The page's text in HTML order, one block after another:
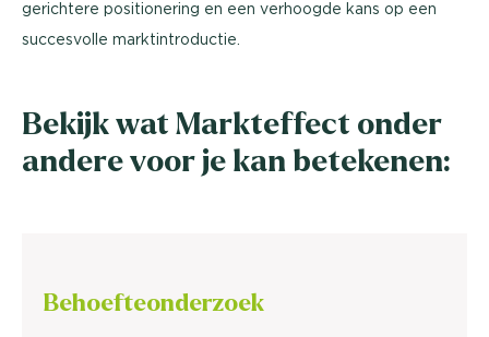
gerichtere positionering en een verhoogde kans op een
succesvolle marktintroductie.
Bekijk wat Markteffect onder
andere voor je kan betekenen:
Behoefteonderzoek